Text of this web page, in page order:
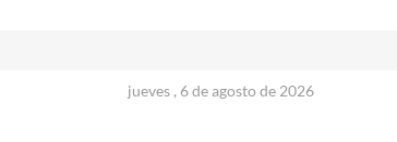
jueves , 6 de agosto de 2026